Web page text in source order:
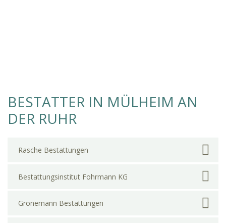
BESTATTER IN MÜLHEIM AN
DER RUHR
Rasche Bestattungen
Bestattungsinstitut Fohrmann KG
Gronemann Bestattungen